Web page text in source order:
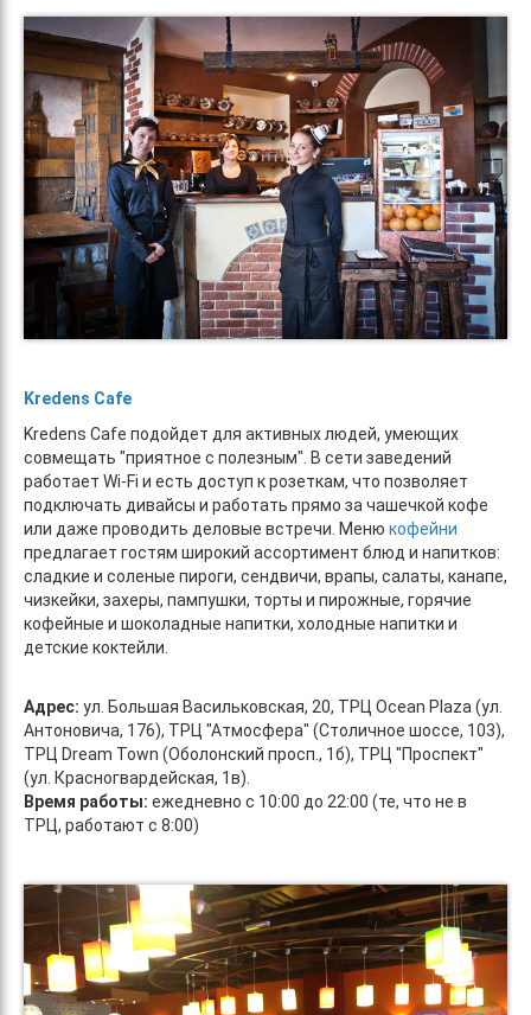
Kredens Cafe
Kredens Cafe подойдет для активных людей, умеющих
совмещать "приятное с полезным". В сети заведений
работает Wi-Fi и есть доступ к розеткам, что позволяет
подключать дивайсы и работать прямо за чашечкой кофе
или даже проводить деловые встречи. Меню кофейни
предлагает гостям широкий ассортимент блюд и напитков:
сладкие и соленые пироги, сендвичи, врапы, салаты, канапе,
чизкейки, захеры, пампушки, торты и пирожные, горячие
кофейные и шоколадные напитки, холодные напитки и
детские коктейли.
Адрес: ул. Большая Васильковская, 20, ТРЦ Ocean Plaza (ул.
Антоновича, 176), ТРЦ "Атмосфера" (Столичное шоссе, 103),
ТРЦ Dream Town (Оболонский просп., 1б), ТРЦ "Проспект"
(ул. Красногвардейская, 1в).
Время работы: ежедневно с 10:00 до 22:00 (те, что не в
ТРЦ, работают с 8:00)